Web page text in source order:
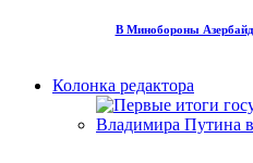
В Минобороны
Колонка редактора